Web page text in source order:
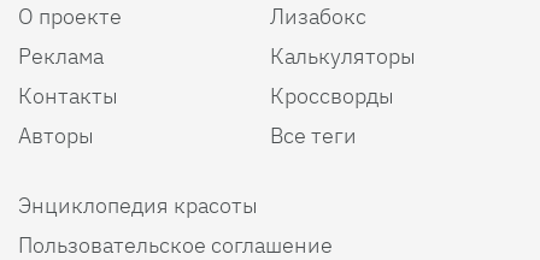
О проекте
Реклама
Контакты
Авторы
Лизабокс
Калькуляторы
Кроссворды
Все теги
Энциклопедия красоты
Пользовательское соглашение